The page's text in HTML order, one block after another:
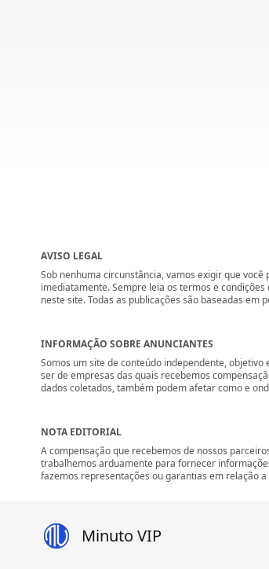
AVISO LEGAL
Sob nenhuma circunstância, vamos exigir que
imediatamente. Sempre leia os termos e
neste site. Todas as publicações são baseadas
INFORMAÇÃO SOBRE ANUNCIANTES
Somos um site de conteúdo independente,
ser de empresas das quais recebemos
dados coletados, também podem afetar como e
NOTA EDITORIAL
A compensação que recebemos de nossos
trabalhemos arduamente para fornecer
fazemos representações ou garantias em relação
Minuto VIP